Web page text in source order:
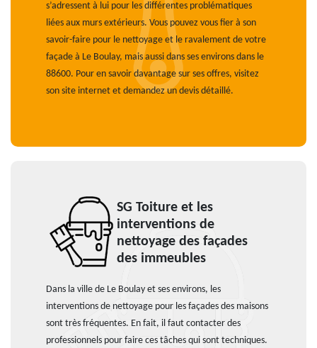
s’adressent à lui pour les différentes problématiques
liées aux murs extérieurs. Vous pouvez vous fier à son
savoir-faire pour le nettoyage et le ravalement de votre
façade à Le Boulay, mais aussi dans ses environs dans le
88600. Pour en savoir davantage sur ses offres, visitez
son site internet et demandez un devis détaillé.
SG Toiture et les
interventions de
nettoyage des façades
des immeubles
Dans la ville de Le Boulay et ses environs, les
interventions de nettoyage pour les façades des maisons
sont très fréquentes. En fait, il faut contacter des
professionnels pour faire ces tâches qui sont techniques.